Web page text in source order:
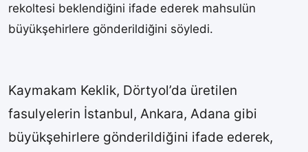
rekoltesi beklendiğini ifade ederek mahsulün
büyükşehirlere gönderildiğini söyledi.
Kaymakam Keklik, Dörtyol’da üretilen
fasulyelerin İstanbul, Ankara, Adana gibi
büyükşehirlere gönderildiğini ifade ederek,